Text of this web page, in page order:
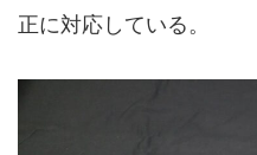
正に対応している。